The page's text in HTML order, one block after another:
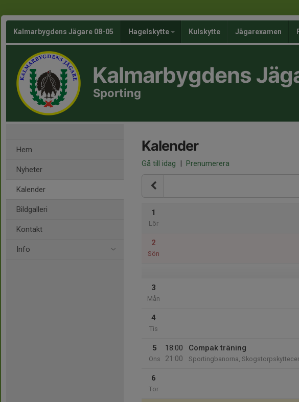
Kalmarbygdens Jägare 08-05 Hagelskytte Kulskytte Jägarexamen
Kalmarbygdens
Sporting
Hem
Nyheter
Kalender
Bildgalleri
Kontakt
Info
Kalender
Gå till idag | Prenumerera
1
Lör
2
Sön
3
Mån
4
Tis
5
Ons
18:00
21:00
Compak träning
Sportingbanorna,
6
Tor